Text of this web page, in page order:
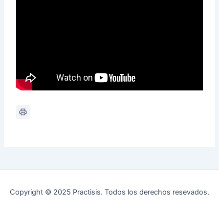
Copyright © 2025 Practisis. Todos los derechos resevados.